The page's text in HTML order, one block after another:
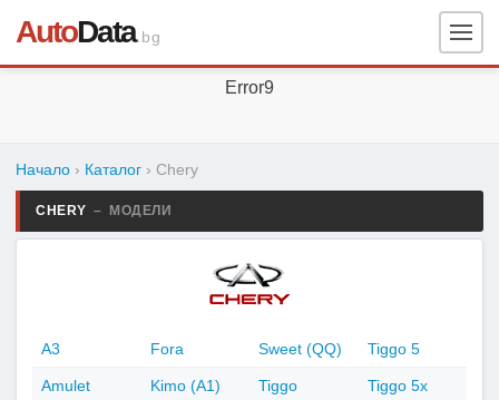
AutoData.bg
Error9
Начало › Каталог › Chery
CHERY – МОДЕЛИ
A3
Amulet
Fora
Kimo (A1)
Sweet (QQ)
Tiggo
Tiggo 5
Tiggo 5x